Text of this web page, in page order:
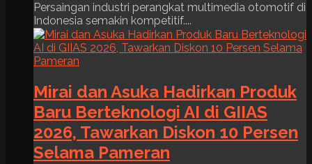
Persaingan industri perangkat multimedia otomotif di
Indonesia semakin kompetitif....
Mirai dan Asuka Hadirkan Produk
Baru Berteknologi AI di GIIAS
2026, Tawarkan Diskon 10 Persen
Selama Pameran